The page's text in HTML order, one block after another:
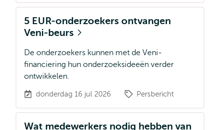
5 EUR-onderzoekers ontvangen
Veni-beurs
De onderzoekers kunnen met de Veni-
financiering hun onderzoeksideeën verder
ontwikkelen.
donderdag 16 jul 2026 Persbericht
Wat medewerkers nodig hebben van